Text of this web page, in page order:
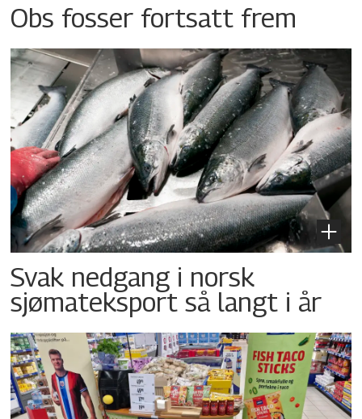
Obs fosser fortsatt frem
Svak nedgang i norsk
sjømateksport så langt i år